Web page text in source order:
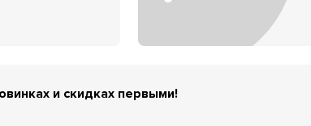
и скидках первыми!